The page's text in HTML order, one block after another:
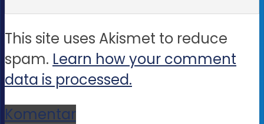
This site uses Akismet to reduce
spam. Learn how your comment
data is processed.
Komentar